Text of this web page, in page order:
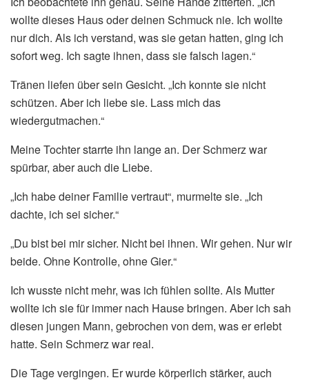
wollte dieses Haus oder deinen Schmuck nie. Ich wollte
nur dich. Als ich verstand, was sie getan hatten, ging ich
sofort weg. Ich sagte ihnen, dass sie falsch lagen.“
Tränen liefen über sein Gesicht. „Ich konnte sie nicht
schützen. Aber ich liebe sie. Lass mich das
wiedergutmachen.“
Meine Tochter starrte ihn lange an. Der Schmerz war
spürbar, aber auch die Liebe.
„Ich habe deiner Familie vertraut“, murmelte sie. „Ich
dachte, ich sei sicher.“
„Du bist bei mir sicher. Nicht bei ihnen. Wir gehen. Nur wir
beide. Ohne Kontrolle, ohne Gier.“
Ich wusste nicht mehr, was ich fühlen sollte. Als Mutter
wollte ich sie für immer nach Hause bringen. Aber ich sah
diesen jungen Mann, gebrochen von dem, was er erlebt
hatte. Sein Schmerz war real.
Die Tage vergingen. Er wurde körperlich stärker, auch